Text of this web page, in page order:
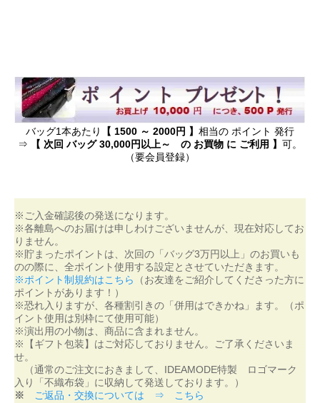
バッグ1本あたり 【 1500 ～ 2000円 】 相当の ポイント 発行
⇒
【 次回 バッグ 30,000円以上～ の お買物 に ご利用 】 可。
（要会員登録）
※ご入金確認後の発送になります。
※各離島へのお届けは申しわけございませんが、現在対応してお
りません。
※貯まったポイントは、次回の「バッグ3万円以上」のお買いも
のの際に、全ポイント使用する設定とさせていただきます。
※ポイント制規約はこちら
（お友達をご紹介してくださった方に
ポイントがあります！）
※恐れ入りますが、各種割引きの「併用はできかね」ます。（ポ
イント使用は別枠にて使用可能）
※演出用の小物は、商品に含まれません。
※【ギフト包装】はご対応しておりません。ご了承くださいま
せ。
（通常のご注文におきまして、IDEAMODE特製 ロゴマーク
入り「不織布袋」に収納して発送しております。）
※
ご返品・交換については ⇒ こちら